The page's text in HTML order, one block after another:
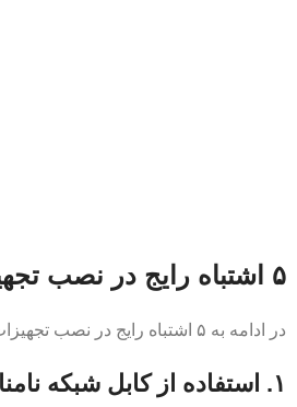
۵ اشتباه رایج در نصب تجهیزات شبکه
در ادامه به ۵ اشتباه رایج در نصب تجهیزات شبکه اشاره می‌کنیم که اگر از آن‌ها اجتناب کنید، کیفیت و پایداری شبکه‌تان تضمین خواهد شد:
۱. استفاده از کابل شبکه نامناسب